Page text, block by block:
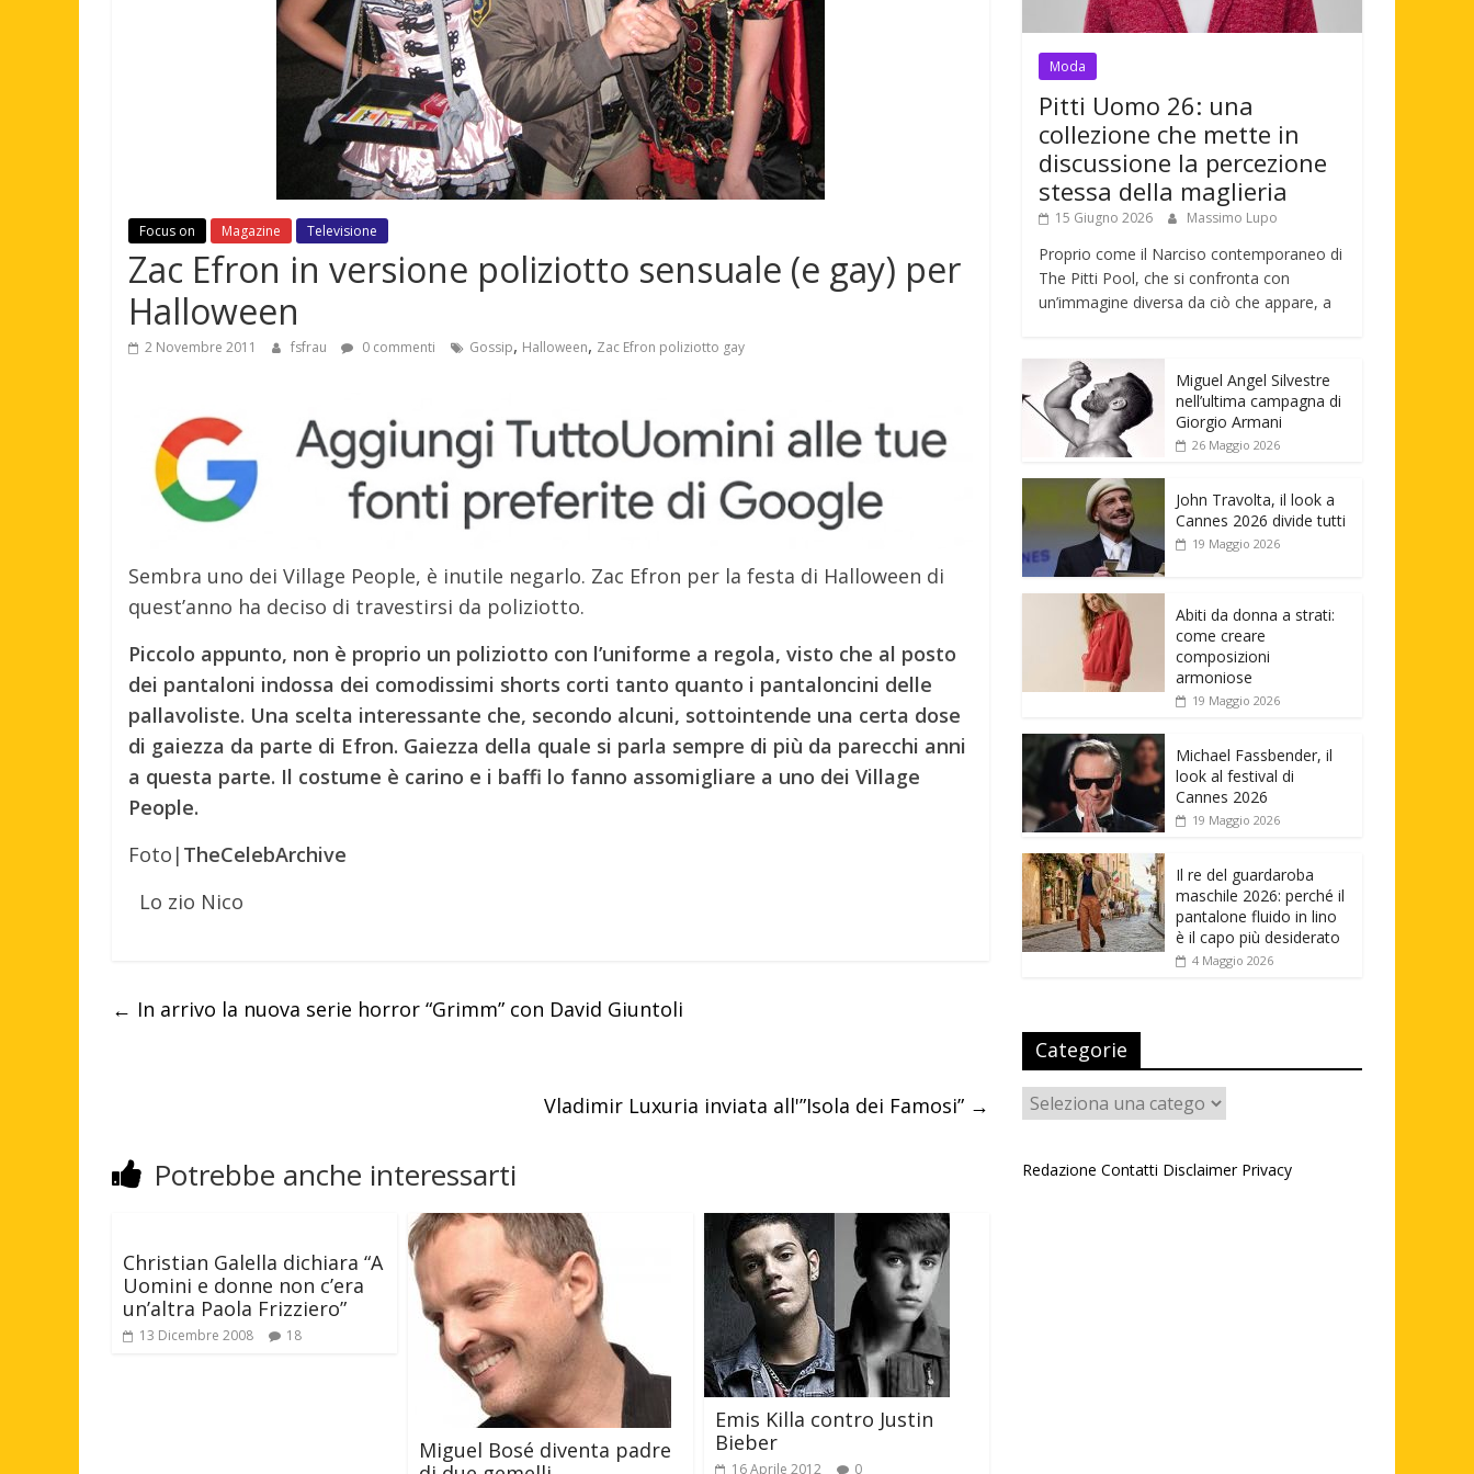
Focus on Magazine Televisione
Zac Efron in versione poliziotto sensuale (e gay) per
Halloween
2 Novembre 2011 fsfrau 0 commenti Gossip, Halloween, Zac Efron poliziotto gay
Sembra uno dei Village People, è inutile negarlo. Zac Efron per la festa di Halloween di
quest’anno ha deciso di travestirsi da poliziotto.
Piccolo appunto, non è proprio un poliziotto con l’uniforme a regola, visto che al posto
dei pantaloni indossa dei comodissimi shorts corti tanto quanto i pantaloncini delle
pallavoliste. Una scelta interessante che, secondo alcuni, sottointende una certa dose
di gaiezza da parte di Efron. Gaiezza della quale si parla sempre di più da parecchi anni
a questa parte. Il costume è carino e i baffi lo fanno assomigliare a uno dei Village
People.
Foto| TheCelebArchive
Lo zio Nico
← In arrivo la nuova serie horror “Grimm” con David Giuntoli
Vladimir Luxuria inviata all'”Isola dei Famosi” →
Potrebbe anche interessarti
Christian Galella dichiara “A
Uomini e donne non c’era
un’altra Paola Frizziero”
13 Dicembre 2008 18
Miguel Bosé diventa padre
Emis Killa contro Justin
Bieber
16 Aprile 2012 0
Moda
Pitti Uomo 26: una
collezione che mette in
discussione la percezione
stessa della maglieria
15 Giugno 2026 Massimo Lupo
Proprio come il Narciso contemporaneo di
The Pitti Pool, che si confronta con
un’immagine diversa da ciò che appare, a
Miguel Angel Silvestre
nell’ultima campagna di
Giorgio Armani
26 Maggio 2026
John Travolta, il look a
Cannes 2026 divide tutti
19 Maggio 2026
Abiti da donna a strati:
come creare
composizioni
armoniose
19 Maggio 2026
Michael Fassbender, il
look al festival di
Cannes 2026
19 Maggio 2026
Il re del guardaroba
maschile 2026: perché il
pantalone fluido in lino
è il capo più desiderato
4 Maggio 2026
Categorie
Categorie
Redazione Contatti Disclaimer Privacy